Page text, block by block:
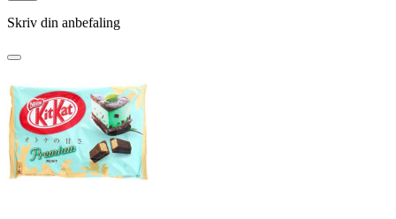
Skriv din anbefaling